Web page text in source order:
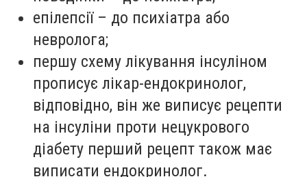
епілепсії – до психіатра або
невролога;
першу схему лікування інсуліном
прописує лікар-ендокринолог,
відповідно, він же виписує рецепти
на інсуліни проти нецукрового
діабету перший рецепт також має
виписати ендокринолог.